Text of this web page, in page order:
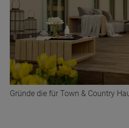
Gründe die für Town & Country